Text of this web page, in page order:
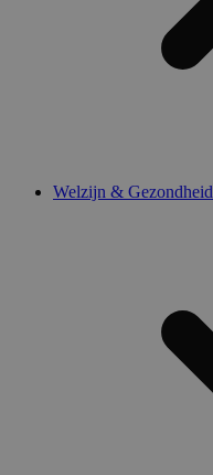
Welzijn & Gezondheid